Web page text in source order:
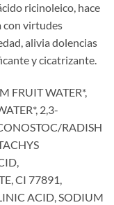
ricinoleico, hace
con virtudes
alivia dolencias
y cicatrizante.
FRUIT WATER*,
2,3-
RADISH
CI 77891,
ACID, SODIUM